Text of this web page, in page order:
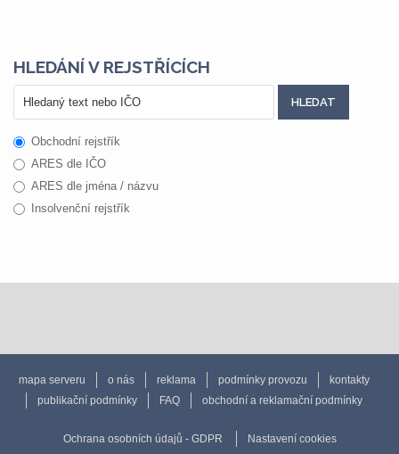
HLEDÁNÍ V REJSTŘÍCÍCH
Obchodní rejstřík
ARES dle IČO
ARES dle jména / názvu
Insolvenční rejstřík
mapa serveru o nás reklama podmínky provozu
kontakty
publikační podmínky
FAQ obchodní a reklamační podmínky
Ochrana osobních údajů - GDPR Nastavení cookies